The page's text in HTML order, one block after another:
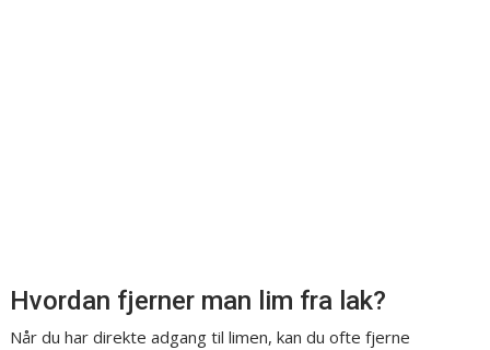
Hvordan fjerner man lim fra lak?
Når du har direkte adgang til limen, kan du ofte fjerne